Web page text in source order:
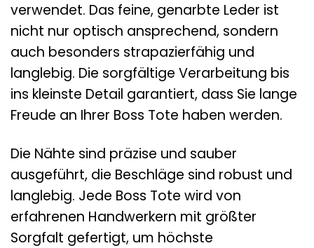
verwendet. Das feine, genarbte Leder ist
nicht nur optisch ansprechend, sondern
auch besonders strapazierfähig und
langlebig. Die sorgfältige Verarbeitung bis
ins kleinste Detail garantiert, dass Sie lange
Freude an Ihrer Boss Tote haben werden.
Die Nähte sind präzise und sauber
ausgeführt, die Beschläge sind robust und
langlebig. Jede Boss Tote wird von
erfahrenen Handwerkern mit größter
Sorgfalt gefertigt, um höchste